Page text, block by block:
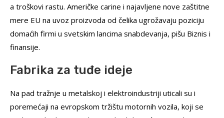
a troškovi rastu. Američke carine i najavljene nove zaštitne
mere EU na uvoz proizvoda od čelika ugrožavaju poziciju
domaćih firmi u svetskim lancima snabdevanja, pišu Biznis i
finansije.
Fabrika za tuđe ideje
Na pad tražnje u metalskoj i elektroindustriji uticali su i
poremećaji na evropskom tržištu motornih vozila, koji se